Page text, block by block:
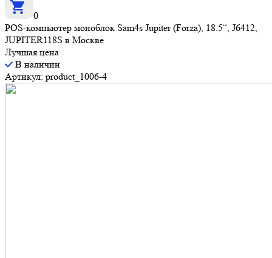
0
POS-компьютер моноблок Sam4s Jupiter (Forza), 18.5“, J6412,
JUPITER118S в Москве
Лучшая цена
В наличии
Артикул: product_1006-4